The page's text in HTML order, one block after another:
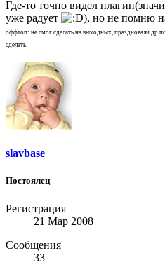
Где-то точно видел
уже радует
), но не помню
оффтоп: не смог сделать на выходных, праздновали др
сделать.
slavbase
Постоялец
Регистрация
21 Мар 2008
Сообщения
33